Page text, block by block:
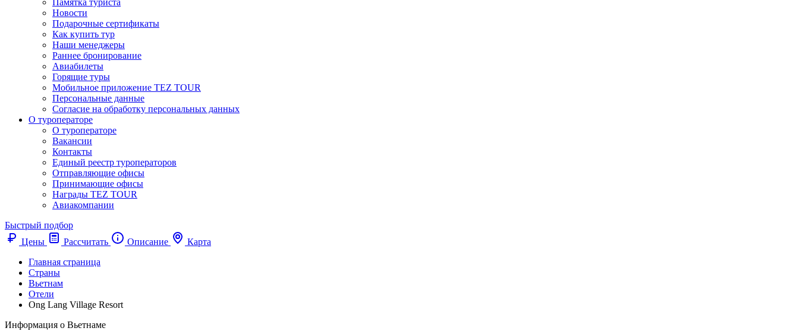
Памятка туриста
Новости
Подарочные сертификаты
Как купить тур
Наши менеджеры
Раннее бронирование
Авиабилеты
Горящие туры
Мобильное приложение TEZ TOUR
Персональные данные
Согласие на обработку персональных данных
О туроператоре
О туроператоре
Вакансии
Контакты
Единый реестр туроператоров
Отправляющие офисы
Принимающие офисы
Награды TEZ TOUR
Авиакомпании
Быстрый подбор
Цены
Рассчитать Описание
Карта
Главная страница
Cтраны
Вьетнам
Отели
Ong Lang Village Resort
Информация о Вьетнаме